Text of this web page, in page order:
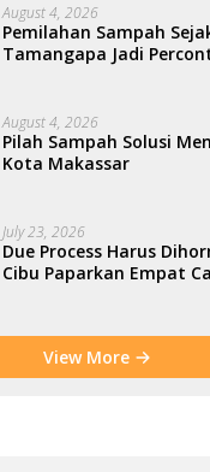
August 4, 2026
Pemilahan Sampah
Tamangapa Jadi
August 4, 2026
Pilah Sampah Solusi
Kota Makassar
July 23, 2026
Due Process Harus
Cibu Paparkan Empat
View More